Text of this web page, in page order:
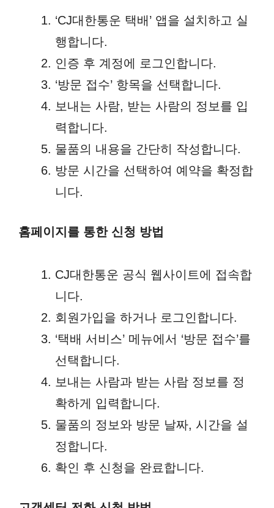
‘CJ대한통운 택배’ 앱을 설치하고 실
행합니다.
인증 후 계정에 로그인합니다.
‘방문 접수’ 항목을 선택합니다.
보내는 사람, 받는 사람의 정보를 입
력합니다.
물품의 내용을 간단히 작성합니다.
방문 시간을 선택하여 예약을 확정합
니다.
홈페이지를 통한 신청 방법
CJ대한통운 공식 웹사이트에 접속합
니다.
회원가입을 하거나 로그인합니다.
‘택배 서비스’ 메뉴에서 ‘방문 접수’를
선택합니다.
보내는 사람과 받는 사람 정보를 정
확하게 입력합니다.
물품의 정보와 방문 날짜, 시간을 설
정합니다.
확인 후 신청을 완료합니다.